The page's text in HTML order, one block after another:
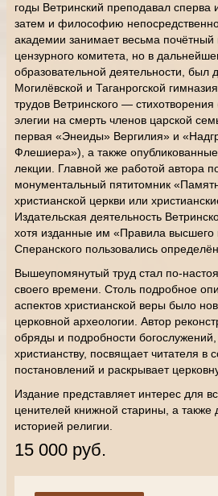
годы Ветринский преподавал
затем и философию
академии занимает весьма почётный
цензурного комитета, но в
образовательной деятельности, был
Могилёвской и Таганрогской
трудов Ветринского —
элегии на смерть членов царской
первая «Энеиды» Вергилия» и
Флешиера»), а также
лекции. Главной же работой автора
монументальный пятитомник
христианской церкви или
Издательская деятельность
хотя изданные им «Правила высшего
Сперанского пользовались
Вышеупомянутый труд стал по-
своего времени. Столь подробное
аспектов христианской веры было
церковной археологии. Автор
обряды и подробности
христианству, посвящает читателя
постановлений и раскрывает
Издание представляет интерес для
ценителей книжной старины, а
историей религии.
15 000 руб.